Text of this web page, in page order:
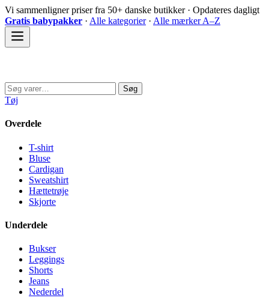
Spring
til
indhold
Vi sammenligner priser fra 50+ danske butikker · Opdateres dagligt
Gratis babypakker · Alle kategorier· Alle mærker A–Z
Søg
efter:
Søg
Tøj
Overdele
T-shirt
Bluse
Cardigan
Sweatshirt
Hættetrøje
Skjorte
Underdele
Bukser
Leggings
Shorts
Jeans
Nederdel